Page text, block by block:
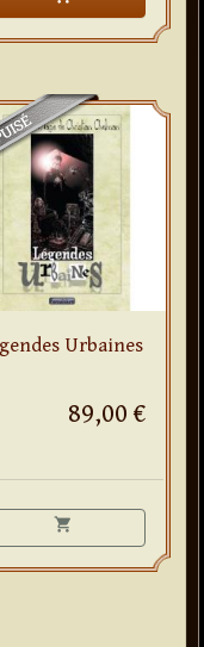
Urbaines
89,00 €
shopping_cart